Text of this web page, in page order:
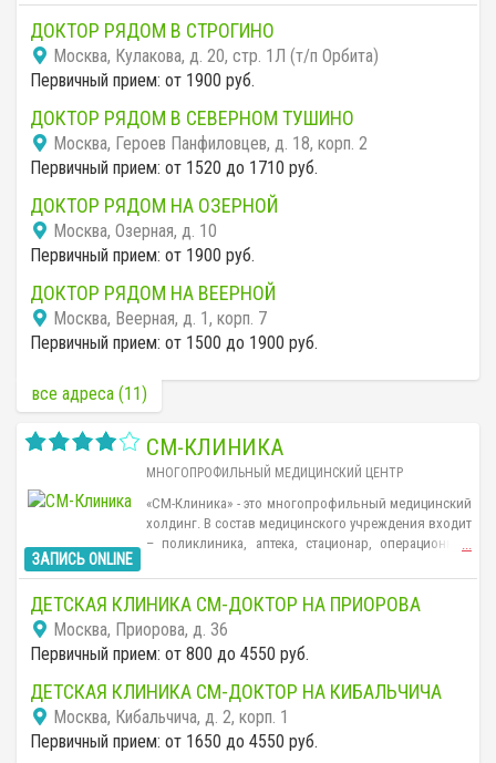
оказания дополнительных медицинских услуг на
коммерческих условиях.
ДОКТОР РЯДОМ В СТРОГИНО
Москва, Кулакова, д. 20, стр. 1Л (т/п Орбита)
Первичный прием: от 1900 руб.
ДОКТОР РЯДОМ В СЕВЕРНОМ ТУШИНО
Москва, Героев Панфиловцев, д. 18, корп. 2
Первичный прием: от 1520 до 1710 руб.
ДОКТОР РЯДОМ НА ОЗЕРНОЙ
Москва, Озерная, д. 10
Первичный прием: от 1900 руб.
ДОКТОР РЯДОМ НА ВЕЕРНОЙ
Москва, Веерная, д. 1, корп. 7
Первичный прием: от 1500 до 1900 руб.
все адреса (11)
ЗАПИСЬ ONLINE
СМ-КЛИНИКА
МНОГОПРОФИЛЬНЫЙ МЕДИЦИНСКИЙ ЦЕНТР
«СМ-Клиника» - это многопрофильный медицинский
холдинг. В состав медицинского учреждения входит
– поликлиника, аптека, стационар, операционный
отделение. Прием специалистами ведется
ежедневно. В штате более 100 квалифицированных
специалистов. Второй по величине медицинский
центр в России.
...
ДЕТСКАЯ КЛИНИКА СМ-ДОКТОР НА ПРИОРОВА
Москва, Приорова, д. 36
Первичный прием: от 800 до 4550 руб.
ДЕТСКАЯ КЛИНИКА СМ-ДОКТОР НА КИБАЛЬЧИЧА
Москва, Кибальчича, д. 2, корп. 1
Первичный прием: от 1650 до 4550 руб.